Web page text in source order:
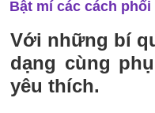
Bật mí các cách
Với những bí
dạng cùng
yêu thích.